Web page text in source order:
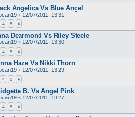
Angelica Vs Blue Angel
« 12/07/2011, 13:31
4 5 6
Dearmond Vs Riley Steele
« 12/07/2011, 13:30
4 5 6
Haze Vs Nikki Thorn
« 12/07/2011, 13:29
4 5 6
B. Vs Angel Pink
« 12/07/2011, 13:27
4 5 6